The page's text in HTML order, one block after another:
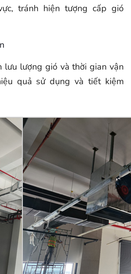
tránh hiện tượng cấp gió
lưu lượng gió và thời gian vận
quả sử dụng và tiết kiệm